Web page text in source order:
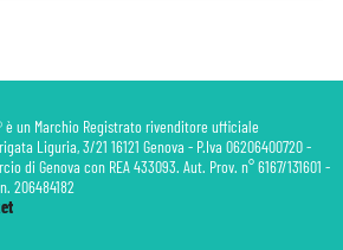
un Marchio Registrato rivenditore ufficiale
Liguria, 3/21 16121 Genova - P.Iva 06206400720 -
di Genova con REA 433093. Aut. Prov. n° 6167/131601 -
206484182